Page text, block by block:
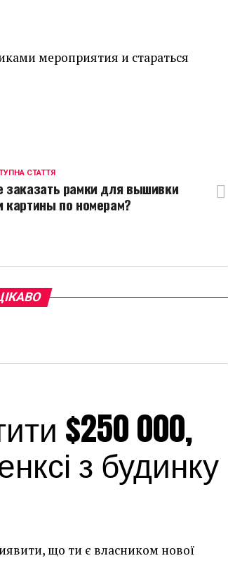
мероприятия и стараться
СТАТТЯ
заказать рамки для вышивки
картины по номерам?
$250 000,
з будинку
що ти є власником нової